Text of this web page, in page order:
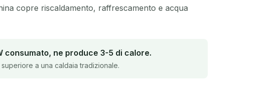
copre riscaldamento, raffrescamento e acqua
consumato, ne produce 3-5 di calore.
a una caldaia tradizionale.